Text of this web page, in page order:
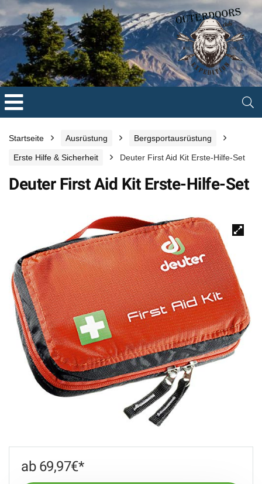
Startseite Ausrüstung Bergsportausrüstung
Erste Hilfe & Sicherheit Deuter First Aid Kit Erste-Hilfe-Set
Deuter First Aid Kit Erste-Hilfe-Set
69,97€